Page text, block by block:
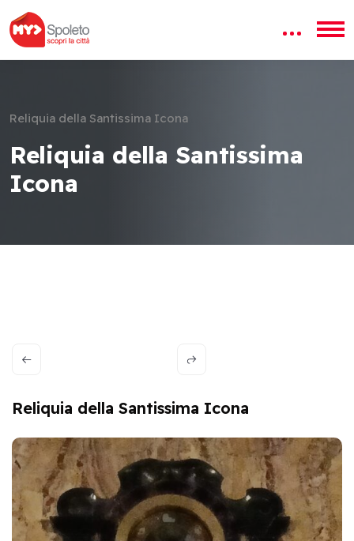
Reliquia della Santissima Icona
Reliquia della Santissima
Icona
Reliquia della Santissima Icona